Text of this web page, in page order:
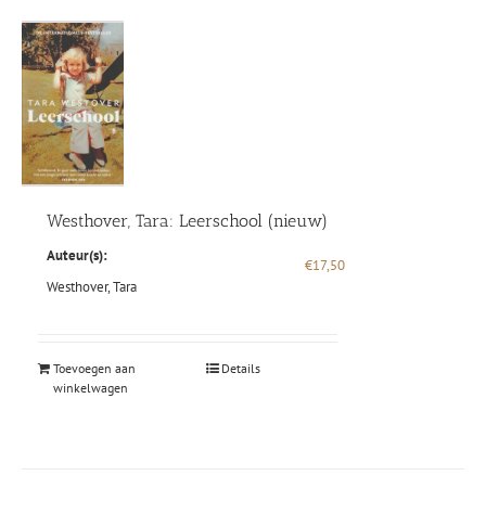
Westhover, Tara: Leerschool (nieuw)
Auteur(s):
Westhover, Tara
€17,50
Toevoegen aan
winkelwagen
Details